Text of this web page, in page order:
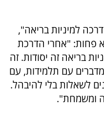
למיניות בריאה",
פחות: "אחרי הדרכת
בריאה זה יסודות. זה
עם תלמידות, עם
לשאלות בלי להיבהל.
ומשמחת".